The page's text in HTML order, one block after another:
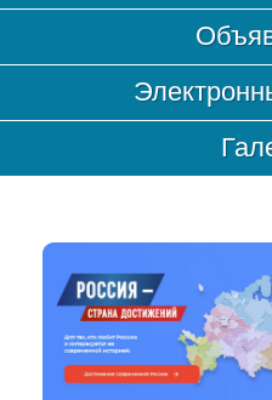
Структура и органы
Образование
Образовательные
Директор школы
Администрация школы
Педагогический состав
Материально-техническое
образовательного